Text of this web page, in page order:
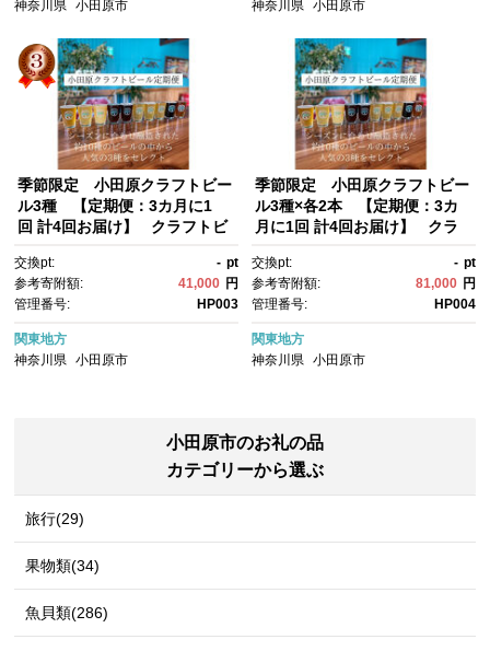
神奈川県
小田原市
神奈川県 小田原市
季節限定 小田原クラフトビー
ル3種 【定期便：3カ月に1
回 計4回お届け】 クラフトビ
酒 神奈川県 小田原市 】
交換pt: - pt
参考寄附額:
41,000 円
管理番号:
HP003
関東地方
神奈川県
小田原市
季節限定 小田原クラフトビー
ル3種×各2本 【定期便：3カ
月に1回 計4回お届け】 クラ
ル お酒 神奈川県 小田原市 】
交換pt: - pt
参考寄附額:
81,000 円
管理番号:
HP004
関東地方
神奈川県 小田原市
小田原市のお礼の品
カテゴリーから選ぶ
旅行(29)
果物類(34)
魚貝類(286)